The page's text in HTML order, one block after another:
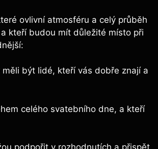
ovlivní atmosféru a celý průběh
a kteří budou mít důležité místo při
být lidé, kteří vás dobře znají a
celého svatebního dne, a kteří